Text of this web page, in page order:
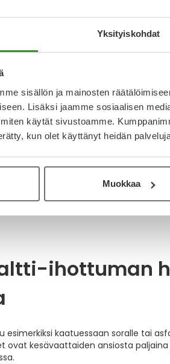
Yksityiskohdat
sisällön ja mainosten
Lisäksi jaamme sosiaalisen
käytät sivustoamme.
kun olet käyttänyt heidän
Muokkaa
3
YLEISKÄYTTÖÖN SPR
32X25X9CM 1 KPL
Tarjoushinta
45,50 € Normaalihinta
91,00 €
Haavasidokset ja
ihottuman
kaatuessaan soralle tai
ovat kesävaattaiden ansiosta